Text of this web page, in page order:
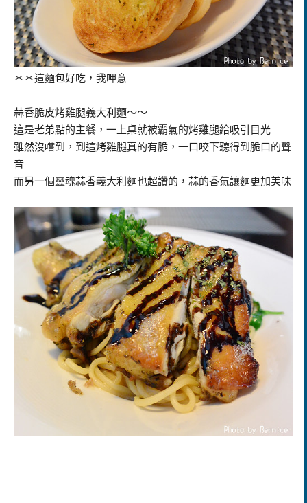
＊＊這麵包好吃，我呷意
蒜香脆皮烤雞腿義大利麵～～
這是老弟點的主餐，一上桌就被霸氣的烤雞腿給吸引目光
雖然沒嚐到，到這烤雞腿真的有脆，一口咬下聽得到脆口的聲
音
而另一個靈魂蒜香義大利麵也超讚的，蒜的香氣讓麵更加美味